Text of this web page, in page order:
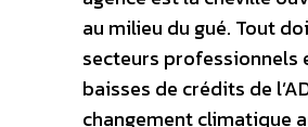
au milieu du gué. Tout
secteurs professionnels
baisses de crédits de
changement climatique